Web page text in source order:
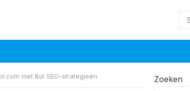
met Bol SEO-strategieën
Zoeken